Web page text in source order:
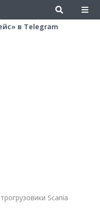
в Telegram
Scania